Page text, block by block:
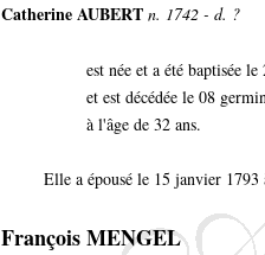
Catherine AUBERT n. 1742 - d. ?
est née et a été baptisée
et est décédée le 08
à l'âge de 32 ans.
Elle a épousé le 15 janvier
François MENGEL